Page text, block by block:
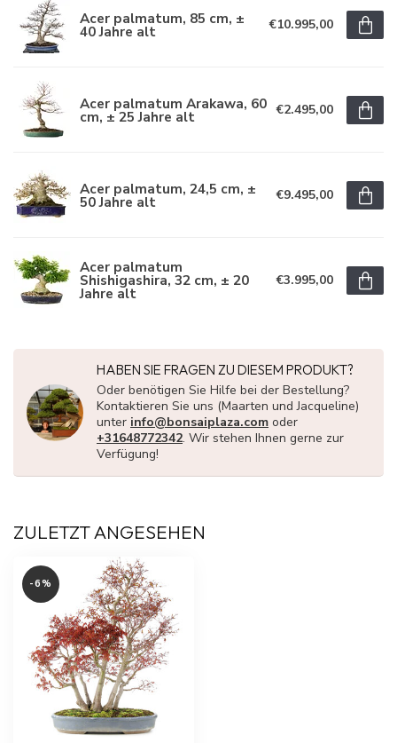
Acer palmatum, 85 cm, ±
40 Jahre alt €10.995,00
Acer palmatum Arakawa, 60
cm, ± 25 Jahre alt €2.495,00
Acer palmatum, 24,5 cm, ±
50 Jahre alt €9.495,00
Acer palmatum
Shishigashira, 32 cm, ± 20
Jahre alt
€3.995,00
HABEN SIE FRAGEN ZU DIESEM PRODUKT?
Oder benötigen Sie Hilfe bei der Bestellung?
Kontaktieren Sie uns (Maarten und Jacqueline)
unter info@bonsaiplaza.com oder
+31648772342. Wir stehen Ihnen gerne zur
Verfügung!
ZULETZT ANGESEHEN
-6%